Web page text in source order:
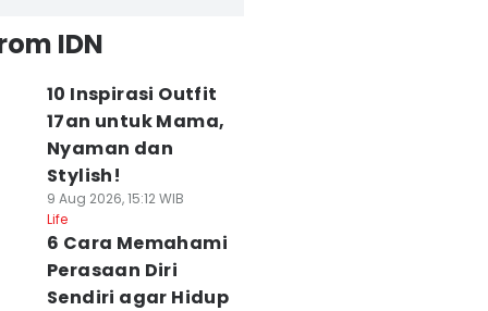
IDN
10 Inspirasi Outfit
17an untuk Mama,
Nyaman dan
Stylish!
9 Aug 2026, 15:12 WIB
Life
6 Cara Memahami
Perasaan Diri
Sendiri agar Hidup